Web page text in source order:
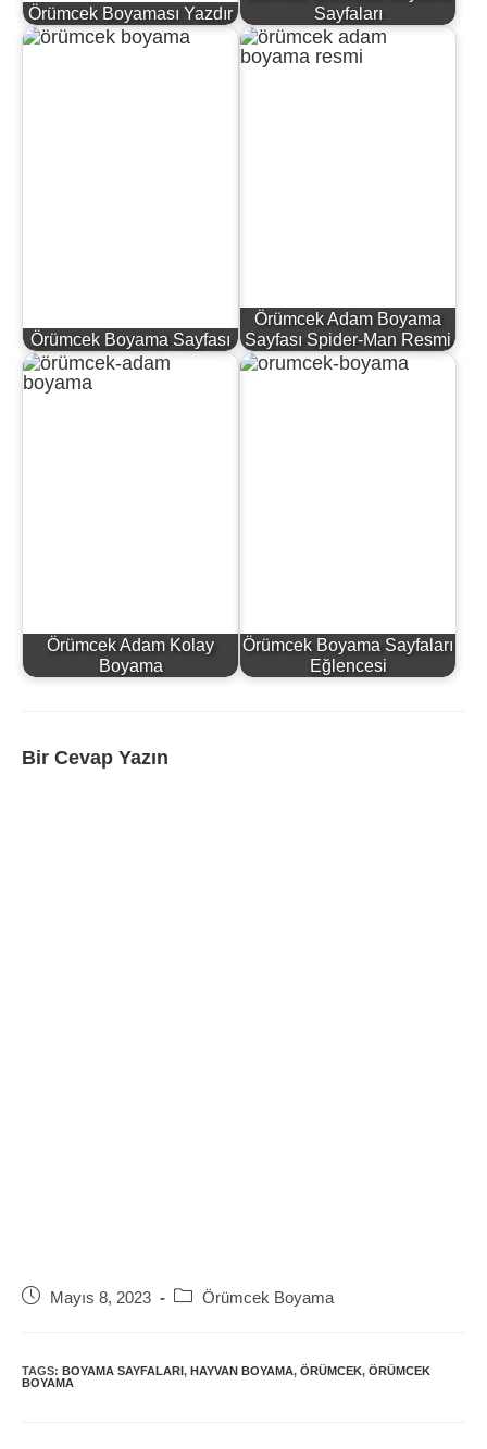
Örümcek Boyaması Yazdır
Sayfaları
Örümcek Boyama Sayfası
Örümcek Adam Boyama
Sayfası Spider-Man Resmi
Örümcek Adam Kolay
Boyama
Örümcek Boyama Sayfaları
Eğlencesi
Bir Cevap Yazın
Post Mayıs 8, 2023
PostÖrümcek Boyama
TAGS: BOYAMA SAYFALARI, HAYVAN BOYAMA, ÖRÜMCEK, ÖRÜMCEK
BOYAMA